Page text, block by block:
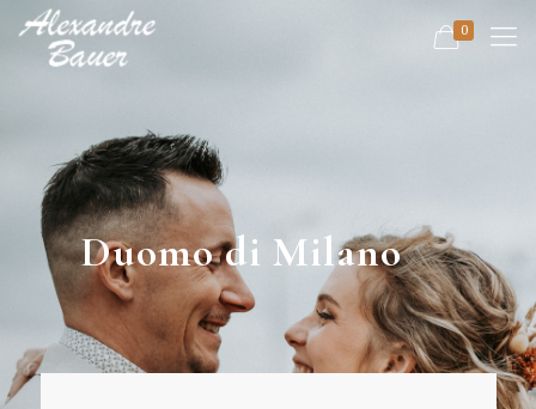
0
Duomo di Milano